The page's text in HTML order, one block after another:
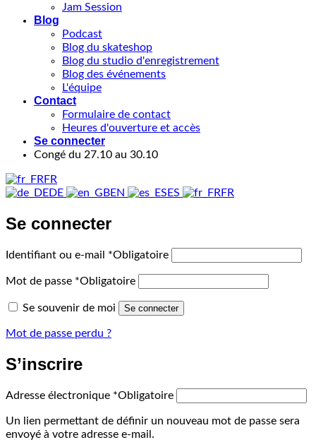
Jam Session
Blog
Podcast
Blog du skateshop
Blog du studio d'enregistrement
Blog des événements
L'équipe
Contact
Formulaire de contact
Heures d'ouverture et accès
Se connecter
Congé du 27.10 au 30.10
FR
DE
EN ES FR
Se connecter
Identifiant ou e-mail *Obligatoire
Mot de passe *Obligatoire
Se souvenir de moi Se connecter
Mot de passe perdu ?
S’inscrire
Adresse électronique *Obligatoire
Un lien permettant de définir un nouveau mot de passe sera
envoyé à votre adresse e-mail.